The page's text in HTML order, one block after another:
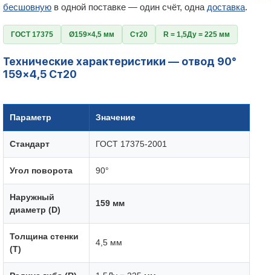
бесшовную в одной поставке — один счёт, одна доставка.
ГОСТ 17375 Ø159×4,5 мм Ст20 R = 1,5Ду = 225 мм
Технические характеристики — отвод 90°
159×4,5 Ст20
Параметр Значение
Стандарт ГОСТ 17375-2001
Угол поворота 90°
Наружный
диаметр (D)
159 мм
Толщина стенки
(T)
4,5 мм